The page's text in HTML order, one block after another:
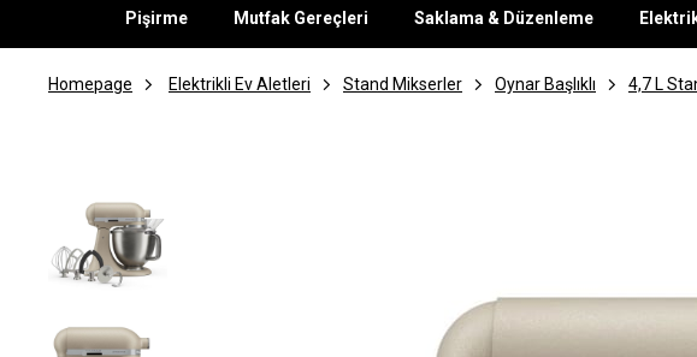
Pişirme Mutfak Gereçleri Saklama & Düzenleme
Homepage Elektrikli Ev Aletleri Stand Mikserler Oynar Başlıklı 4,7 L